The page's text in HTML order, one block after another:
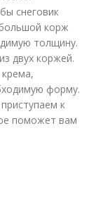
снеговик
корж
толщину.
двух коржей.
форму.
к
поможет вам